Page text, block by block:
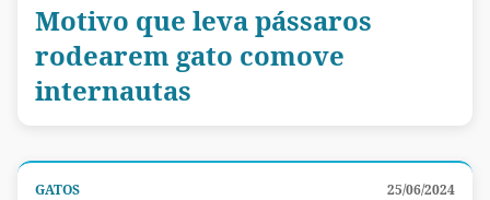
Motivo que leva pássaros
rodearem gato comove
internautas
GATOS 25/06/2024